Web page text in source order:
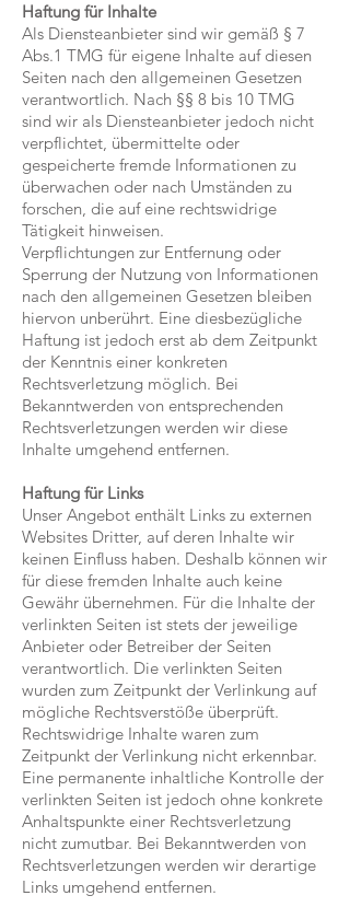
Haftung für Inhalte
Als Diensteanbieter sind wir gemäß § 7
Abs.1 TMG für eigene Inhalte auf diesen
Seiten nach den allgemeinen Gesetzen
verantwortlich. Nach §§ 8 bis 10 TMG
sind wir als Diensteanbieter jedoch nicht
verpflichtet, übermittelte oder
gespeicherte fremde Informationen zu
überwachen oder nach Umständen zu
forschen, die auf eine rechtswidrige
Tätigkeit hinweisen.
Verpflichtungen zur Entfernung oder
Sperrung der Nutzung von Informationen
nach den allgemeinen Gesetzen bleiben
hiervon unberührt. Eine diesbezügliche
Haftung ist jedoch erst ab dem Zeitpunkt
der Kenntnis einer konkreten
Rechtsverletzung möglich. Bei
Bekanntwerden von entsprechenden
Rechtsverletzungen werden wir diese
Inhalte umgehend entfernen.
Haftung für Links
Unser Angebot enthält Links zu externen
Websites Dritter, auf deren Inhalte wir
keinen Einfluss haben. Deshalb können wir
für diese fremden Inhalte auch keine
Gewähr übernehmen. Für die Inhalte der
verlinkten Seiten ist stets der jeweilige
Anbieter oder Betreiber der Seiten
verantwortlich. Die verlinkten Seiten
wurden zum Zeitpunkt der Verlinkung auf
mögliche Rechtsverstöße überprüft.
Rechtswidrige Inhalte waren zum
Zeitpunkt der Verlinkung nicht erkennbar.
Eine permanente inhaltliche Kontrolle der
verlinkten Seiten ist jedoch ohne konkrete
Anhaltspunkte einer Rechtsverletzung
nicht zumutbar. Bei Bekanntwerden von
Rechtsverletzungen werden wir derartige
Links umgehend entfernen.